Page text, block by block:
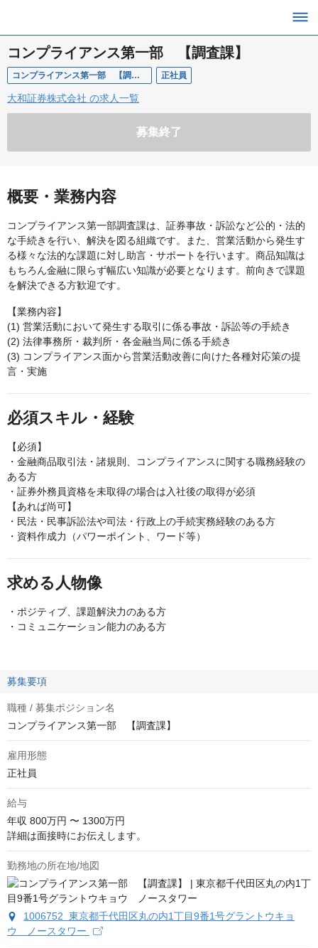
コンプライアンス第一部 【調査課】
コンプライアンス第一部 【調査課】 正社員
大和証券株式会社 の求人一覧
募集終了
概要・業務内容
コンプライアンス第一部調査課は、証券事故・訴訟など公的・法的
な手続きを行い、解決を図る組織です。また、営業活動から発生す
る様々な法的な課題に対し助言・サポートを行います。商品知識は
もちろん金融に限らず幅広い知識が必要となります。前向きで課題
を解決できる方歓迎です。
【業務内容】
(1) 営業活動において発生する取引に係る事故・訴訟等の手続き
(2) 法律事務所・裁判所・各金融当局に係る手続き
(3) コンプライアンス面から営業活動改善に向けた各種対応策の提
言・実施
必須スキル・経験
【必須】
・金融商品取引法・諸規則、コンプライアンスに関する職務経験の
ある方
・証券外務員資格を未取得の場合は入社後の取得が必須
【あれば尚可】
・民法・民事訴訟法や司法・行政上の手続実務経験のある方
・資料作成力（パワーポイント、ワード等）
求める人物像
・ポジティブ、課題解決力のある方
・コミュニケーション能力のある方
募集要項
職種 / 募集ポジション名
コンプライアンス第一部 【調査課】
雇用形態
正社員
給与
年収 800万円 〜 1300万円
詳細は面接時にお伝えします。
勤務地の所在地/地図
1006752 東京都千代田区丸の内1丁目9番1号グラントウキョ
ウ ノースタワー